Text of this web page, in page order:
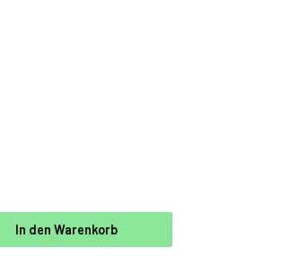
In den Warenkorb